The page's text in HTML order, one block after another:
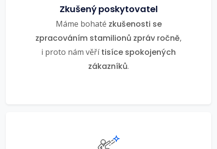
Zkušený poskytovatel
Máme bohaté zkušenosti se
zpracováním stamilionů zpráv ročně,
i proto nám věřítisíce spokojených
zákazníků.